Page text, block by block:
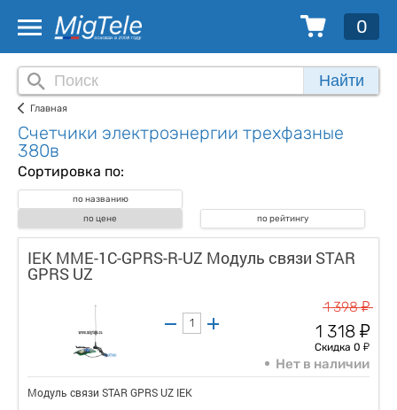
0
Найти
Главная
Счетчики электроэнергии трехфазные
380в
Сортировка по:
по названию
по цене
по рейтингу
IEK MME-1C-GPRS-R-UZ Модуль связи STAR
GPRS UZ
1 398у
1 318 у
Скидка 0 у
Нет в наличии
Модуль связи STAR GPRS UZ IEK